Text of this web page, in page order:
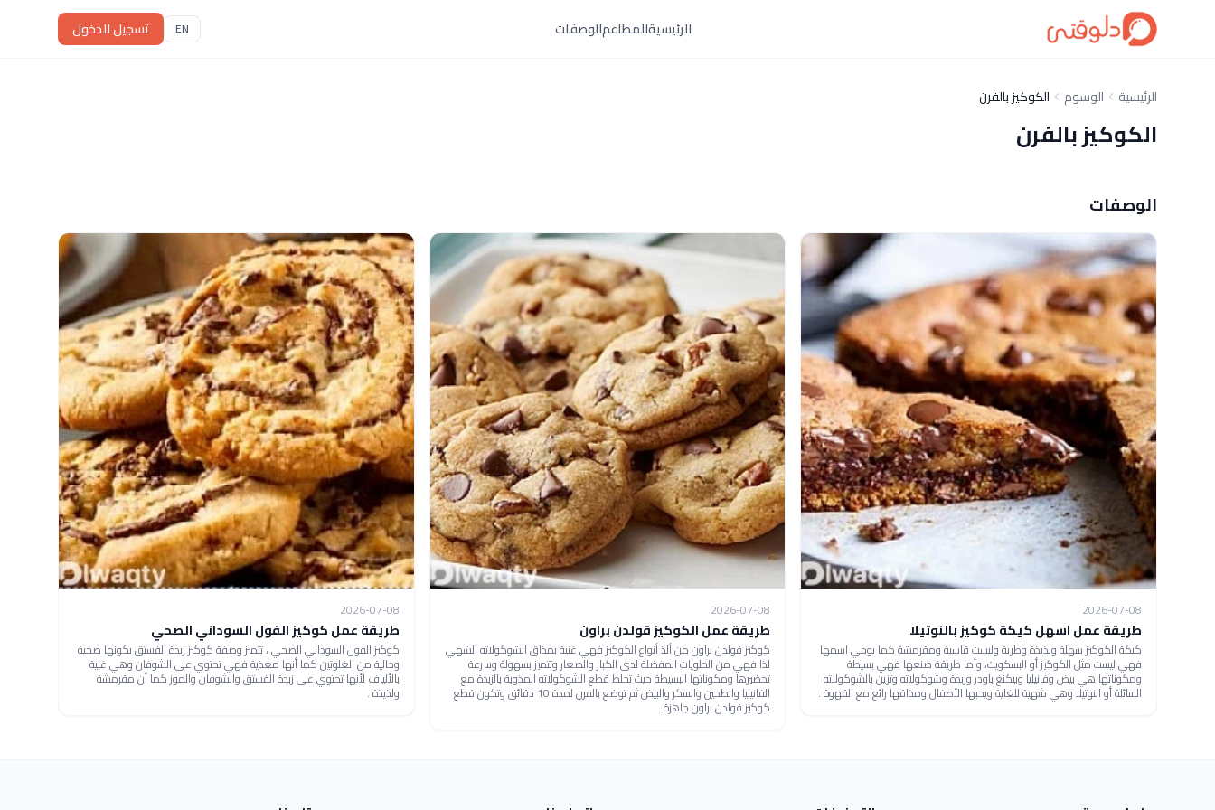
الرئيسيةالمطاعمالوصفات EN تسجيل الدخول
الرئيسية الوسوم الكوكيز بالفرن
الكوكيز بالفرن
الوصفات
2026-07-08
طريقة عمل اسهل كيكة كوكيز بالنوتيلا
كيكة الكوكيز سهلة ولذيذة وطرية وليست قاسية ومقرمشة كما يوحي اسمها
فهي ليست مثل الكوكيز أو البسكويت، وأما طريقة صنعها فهي بسيطة
ومكوناتها هي بيض وفانيليا وبيكنغ باودر وزبدة وشوكولاته وتزين بالشوكولاته
السائلة أو النوتيلا وهي شهية للغاية ويحبها الأطفال ومذاقها رائع مع القهوة .
2026-07-08
طريقة عمل الكوكيز قولدن براون
كوكيز قولدن براون من ألذ أنواع الكوكيز فهي غنية بمذاق الشوكولاته الشهي
لذا فهي من الحلويات المفضلة لدى الكبار والصغار وتتميز بسهولة وسرعة
تحضيرها ومكوناتها البسيطة حيث تخلط قطع الشوكولاته المذوبة بالزبدة مع
الفانيليا والطحين والسكر والبيض ثم توضع بالفرن لمدة 10 دقائق وتكون قطع
كوكيز قولدن براون جاهزة .
2026-07-08
طريقة عمل كوكيز الفول السوداني الصحي
كوكيز الفول السوداني الصحي ، تتميز وصفة كوكيز زبدة الفستق بكونها صحية
وخالية من الغلوتين كما أنها مغذية فهي تحتوي على الشوفان وهي غنية
بالألياف لأنها تحتوي على زبدة الفستق والشوفان والموز كما أن مقرمشة
ولذيذة .